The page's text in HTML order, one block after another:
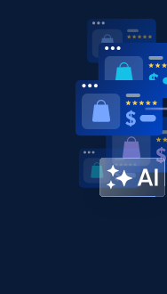
URL, Domain,
Sku, Product id,
2.1K+